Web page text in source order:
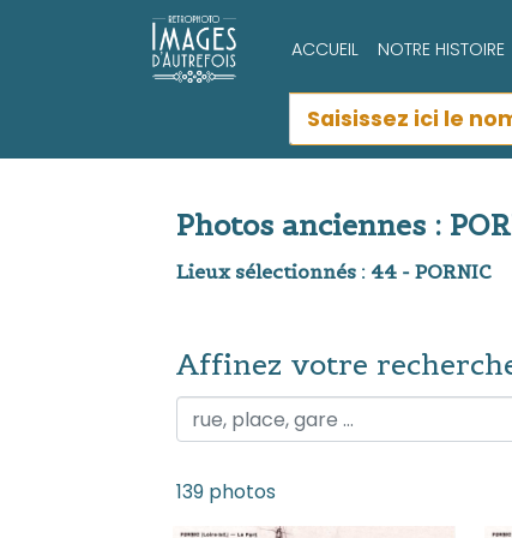
ACCUEIL NOTRE HISTOIRE
Photos anciennes :
Lieux sélectionnés : 44 - PORNIC
Affinez votre
Affinez votre recherche
139 photos